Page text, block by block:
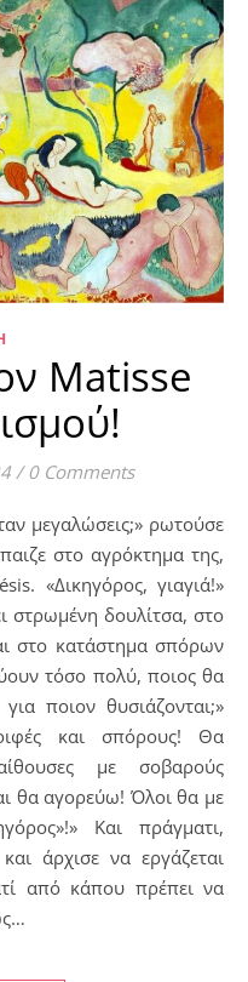
Matisse
/ 0 Comments
στο αγρόκτημα της,
«Δικηγόρος, γιαγιά!»
στρωμένη δουλίτσα, στο
στο κατάστημα σπόρων
τόσο πολύ, ποιος θα
ποιον θυσιάζονται;»
και σπόρους! Θα
με σοβαρούς
θα αγορεύω! Όλοι θα με
Και πράγματι,
άρχισε να εργάζεται
από κάπου πρέπει να